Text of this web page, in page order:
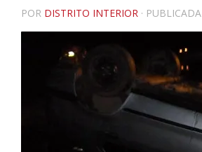
POR DISTRITO INTERIOR · PUBLICADA